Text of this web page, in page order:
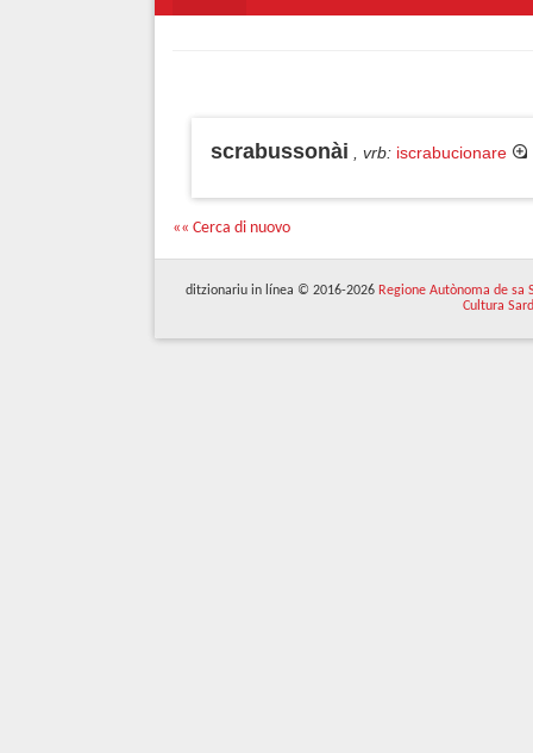
scrabussonài , vrb: iscrabucionare
«« Cerca di nuovo
ditzionariu in línea © 2016-2026 Regione Autònoma de sa
Cultura